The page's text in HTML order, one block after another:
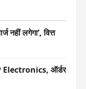
नहीं लगेगा’, वित्त
Electronics, ऑर्डर